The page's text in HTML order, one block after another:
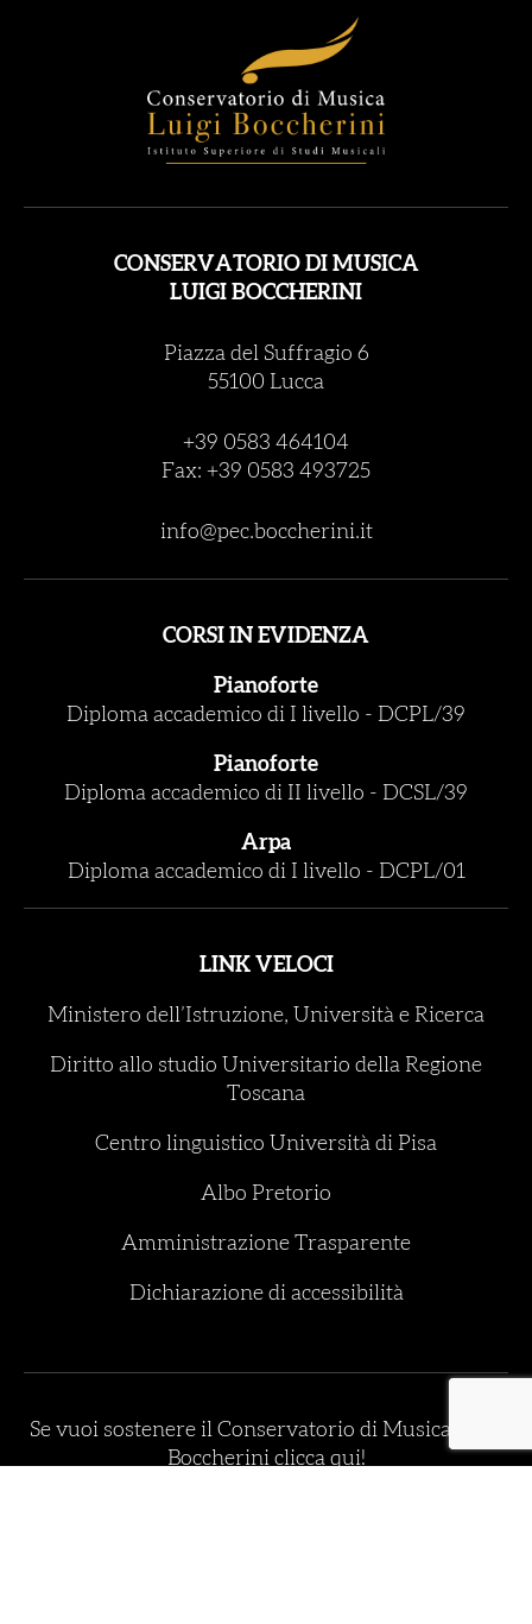
CONSERVATORIO DI MUSICA
LUIGI BOCCHERINI
Piazza del Suffragio 6
55100 Lucca
+39 0583 464104
Fax: +39 0583 493725
info@pec.boccherini.it
CORSI IN EVIDENZA
Pianoforte
Diploma accademico di I livello - DCPL/39
Pianoforte
Diploma accademico di II livello - DCSL/39
Arpa
Diploma accademico di I livello - DCPL/01
LINK VELOCI
Ministero dell’Istruzione, Università e Ricerca
Diritto allo studio Universitario della Regione
Toscana
Centro linguistico Università di Pisa
Albo Pretorio
Amministrazione Trasparente
Dichiarazione di accessibilità
Se vuoi sostenere il Conservatorio di Musica Luigi
Boccherini clicca qui!